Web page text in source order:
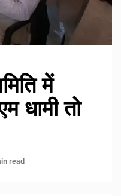
में
धामी तो
read